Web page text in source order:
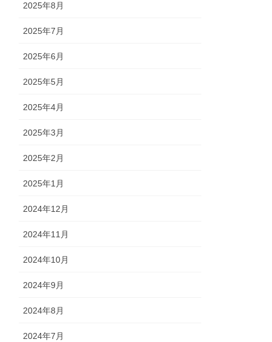
2025年8月
2025年7月
2025年6月
2025年5月
2025年4月
2025年3月
2025年2月
2025年1月
2024年12月
2024年11月
2024年10月
2024年9月
2024年8月
2024年7月